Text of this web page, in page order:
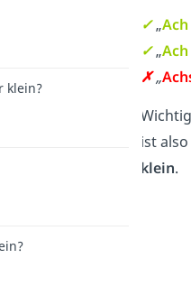
✓ „
✓„
✗„
ist also
klein.
klein?